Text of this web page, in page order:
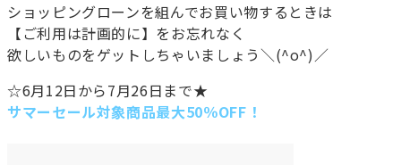
ショッピングローンを組んでお買い物するときは
【ご利用は計画的に】をお忘れなく
欲しいものをゲットしちゃいましょう＼(^o^)／
☆6月12日から7月26日まで★
サマーセール対象商品最大50％OFF！